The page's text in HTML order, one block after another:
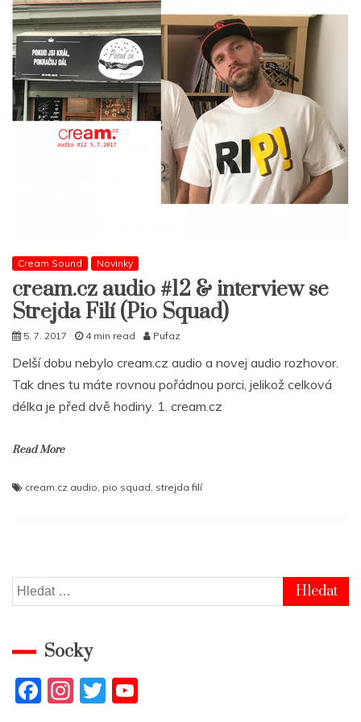
Cream Sound Novinky
cream.cz audio #12 & interview se
Strejda Filí (Pio Squad)
5. 7. 2017 4 min read Pufaz
Delší dobu nebylo cream.cz audio a novej audio rozhovor.
Tak dnes tu máte rovnou pořádnou porci, jelikož celková
délka je před dvě hodiny. 1. cream.cz
Read More
cream.cz audio pio squad strejda filí
Vyhledávání
Socky
F
In T